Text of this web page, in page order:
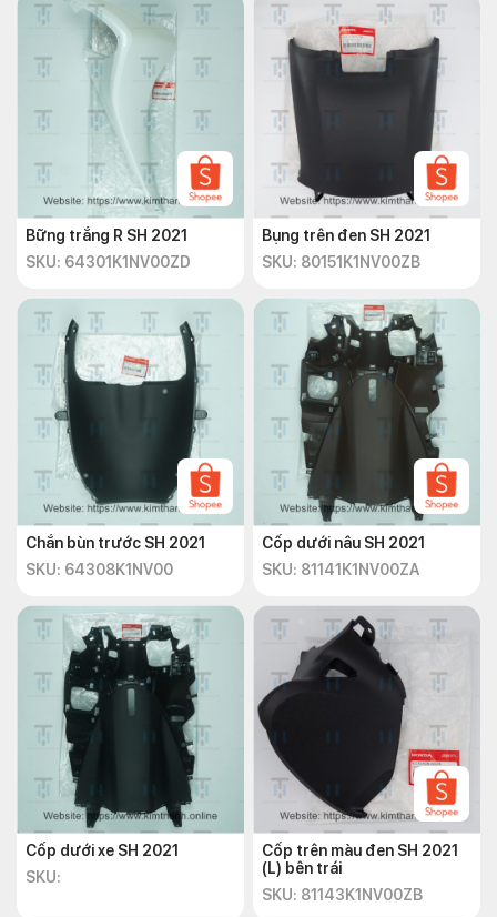
Bững trắng R SH 2021
SKU: 64301K1NV00ZD
Bụng trên đen SH 2021
SKU: 80151K1NV00ZB
Chắn bùn trước SH 2021
SKU: 64308K1NV00
Cốp dưới nâu SH 2021
SKU: 81141K1NV00ZA
Cốp dưới xe SH 2021
SKU:
Cốp trên màu đen SH 2021
(L) bên trái
SKU: 81143K1NV00ZB